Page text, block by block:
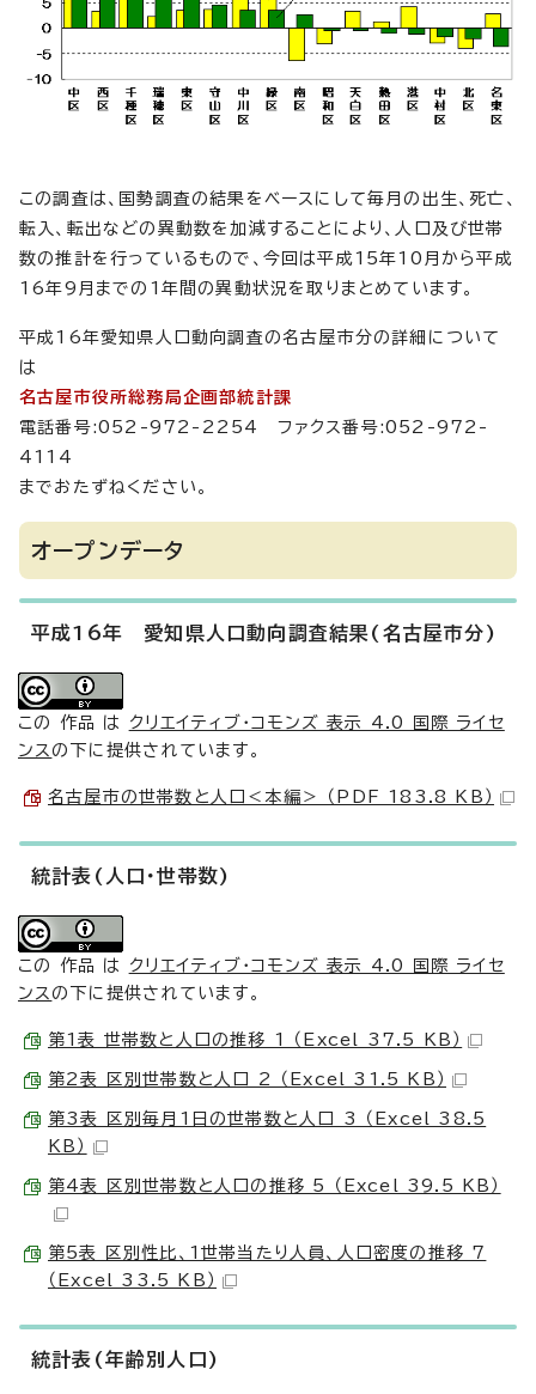
この調査は、国勢調査の結果をベースにして毎月の出生、死亡、
転入、転出などの異動数を加減することにより、人口及び世帯
数の推計を行っているもので、今回は平成15年10月から平成
16年9月までの1年間の異動状況を取りまとめています。
平成16年愛知県人口動向調査の名古屋市分の詳細について
は
名古屋市役所総務局企画部統計課
電話番号:052-972-2254 ファクス番号:052-972-
4114
までおたずねください。
オープンデータ
平成16年 愛知県人口動向調査結果(名古屋市分)
この 作品 は クリエイティブ・コモンズ 表示 4.0 国際 ライセ
ンスの下に提供されています。
名古屋市の世帯数と人口＜本編＞ （PDF 183.8 KB）
統計表(人口・世帯数)
この 作品 は クリエイティブ・コモンズ 表示 4.0 国際 ライセ
ンスの下に提供されています。
第1表 世帯数と人口の推移 1 （Excel 37.5 KB）
第2表 区別世帯数と人口 2 （Excel 31.5 KB）
第3表 区別毎月1日の世帯数と人口 3 （Excel 38.5
KB）
第4表 区別世帯数と人口の推移 5 （Excel 39.5 KB）
第5表 区別性比、1世帯当たり人員、人口密度の推移 7
（Excel 33.5 KB）
統計表(年齢別人口)